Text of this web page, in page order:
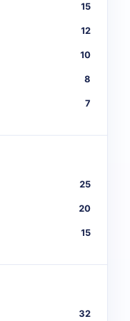
15
12
10
8
7
25
20
15
32